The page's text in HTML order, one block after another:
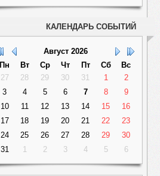
КАЛЕНДАРЬ СОБЫТИЙ
Август 2026
Пн
Вт Ср Чт Пт Сб
Вс
27
28 29 30 31 1
2
3
4 5 6 7 8
9
10
11 12 13 14 15
16
17
18 19 20 21 22
23
24
25 26 27 28 29
30
31
1 2 3 4 5 6